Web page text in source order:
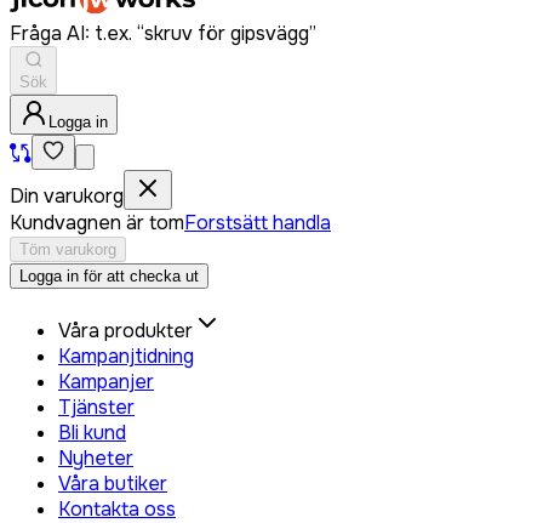
Fråga AI: t.ex. “skruv för gipsvägg”
Sök
Logga in
Din varukorg
Kundvagnen är tomForstsätt handla
Töm varukorg
Logga in för att checka ut
Våra produkter
Kampanjtidning
Kampanjer
Tjänster
Bli kund
Nyheter
Våra butiker
Kontakta oss